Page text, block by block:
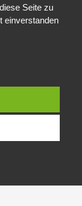
Theme
Seite zu
einverstanden